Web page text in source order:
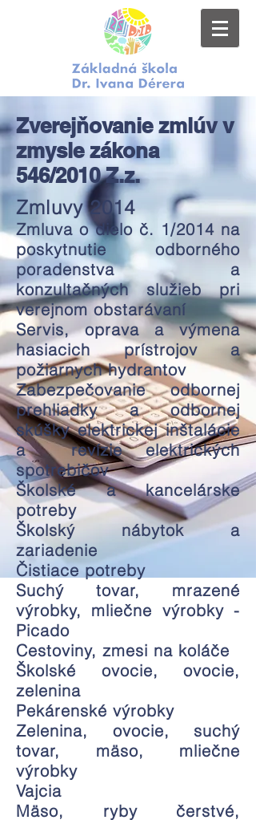
Zverejňovanie zmlúv v
zmysle zákona
546/2010 Z.z.
Zmluvy 2014
Zmluva o dielo č. 1/2014 na
poskytnutie odborného
poradenstva a
konzultačných služieb pri
verejnom obstarávaní
Servis, oprava a výmena
hasiacich prístrojov a
požiarnych hydrantov
Zabezpečovanie odbornej
prehliadky a odbornej
skúšky elektrickej inštalácie
a revízie elektrických
spotrebičov
Školské a kancelárske
potreby
Školský nábytok a
zariadenie
Čistiace potreby
Suchý tovar, mrazené
výrobky, mliečne výrobky -
Picado
Cestoviny, zmesi na koláče
Školské ovocie, ovocie,
zelenina
Pekárenské výrobky
Zelenina, ovocie, suchý
tovar, mäso, mliečne
výrobky
Vajcia
Mäso, ryby čerstvé,